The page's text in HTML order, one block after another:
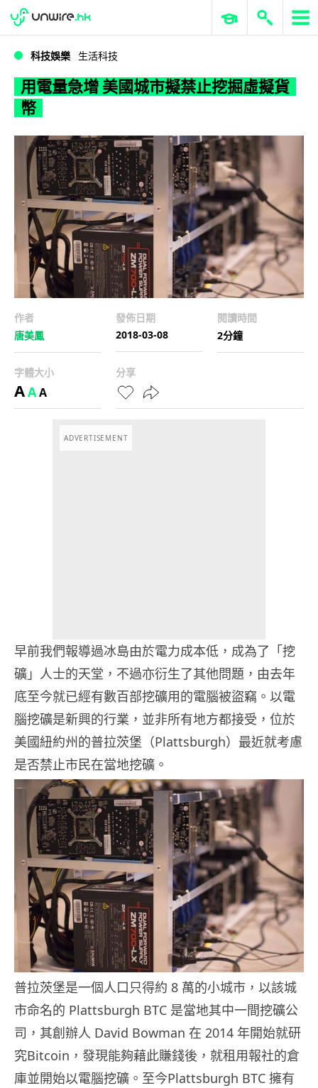
用電量急增 美國城市擬禁止挖掘虛擬貨幣
WWDC 2026 ERP 與商業 AI
科技娛樂 生活科技
用電量急增 美國城市擬禁止挖掘虛擬貨
幣
作者
唐美鳳
發佈日期
2018-03-08
閱讀時間
2分鐘
字體大小
AAA
分享
ADVERTISEMENT
早前我們報導過冰島由於電力成本低，成為了「挖
礦」人士的天堂，不過亦衍生了其他問題，由去年
底至今就已經有數百部挖礦用的電腦被盜竊。以電
腦挖礦是新興的行業，並非所有地方都接受，位於
美國紐約州的普拉茨堡（Plattsburgh）最近就考慮
是否禁止市民在當地挖礦。
普拉茨堡是一個人口只得約 8 萬的小城市，以該城
市命名的 Plattsburgh BTC 是當地其中一間挖礦公
司，其創辦人 David Bowman 在 2014 年開始就研
究Bitcoin，發現能夠藉此賺錢後，就租用報社的倉
庫並開始以電腦挖礦。至今Plattsburgh BTC 擁有